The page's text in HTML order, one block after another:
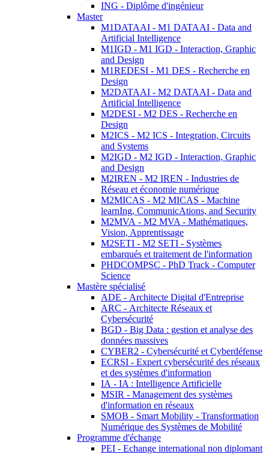
ING - Diplôme d'ingénieur
Master
M1DATAAI - M1 DATAAI - Data and
Artificial Intelligence
M1IGD - M1 IGD - Interaction, Graphic
and Design
M1REDESI - M1 DES - Recherche en
Design
M2DATAAI - M2 DATAAI - Data and
Artificial Intelligence
M2DESI - M2 DES - Recherche en
Design
M2ICS - M2 ICS - Integration, Circuits
and Systems
M2IGD - M2 IGD - Interaction, Graphic
and Design
M2IREN - M2 IREN - Industries de
Réseau et économie numérique
M2MICAS - M2 MICAS - Machine
learnIng, CommunicAtions, and Security
M2MVA - M2 MVA - Mathématiques,
Vision, Apprentissage
M2SETI - M2 SETI - Systèmes
embarqués et traitement de l'information
PHDCOMPSC - PhD Track - Computer
Science
Mastère spécialisé
ADE - Architecte Digital d'Entreprise
ARC - Architecte Réseaux et
Cybersécurité
BGD - Big Data : gestion et analyse des
données massives
CYBER2 - Cybersécurité et Cyberdéfense
ECRSI - Expert cybersécurité des réseaux
et des systèmes d'information
IA - IA : Intelligence Artificielle
MSIR - Management des systèmes
d'information en réseaux
SMOB - Smart Mobility - Transformation
Numérique des Systèmes de Mobilité
Programme d'échange
PEI - Echange international non diplomant